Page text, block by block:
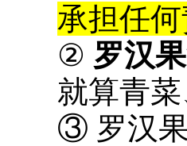
承担任
② 罗汉果
就算青
③ 罗汉